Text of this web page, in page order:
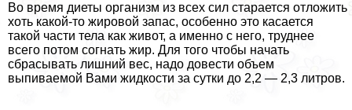
Во время диеты организм из всех сил старается отложить
хоть какой-то жировой запас, особенно это касается
такой части тела как живот, а именно с него, труднее
всего потом согнать жир. Для того чтобы начать
сбрасывать лишний вес, надо довести объем
выпиваемой Вами жидкости за сутки до 2,2 — 2,3 литров.